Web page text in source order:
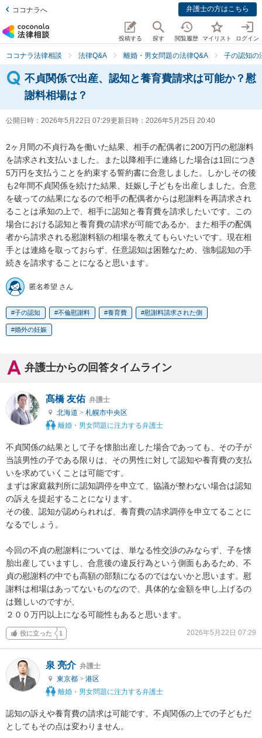
ココナラへ 弁護士の方はこちら
投稿する 探す 閲覧履歴 マイリスト ログイン
ココナラ法律相談 法律Q&A 離婚・男女問題の法律Q&A 子の認知の
不貞関係で出産、認知と養育費請求は可能か？慰
謝料相場は？
公開日時： 2026年5月22日 07:29更新日時： 2026年5月25日 20:40
2ヶ月間の不貞行為を働いた結果、相手の配偶者に200万円の慰謝料
を請求され支払いました。また以降相手に連絡した場合は1回につき
5万円を支払うことを約束する誓約書に合意しました。しかしその後
も2年間不貞関係を続けた結果、妊娠し子どもを出産しました。合意
を破っての結果になるので相手の配偶者からは慰謝料を再請求され
ることは承知の上で、相手に認知と養育費を請求したいです。この
場合における認知と養育費の請求が可能であるか、また相手の配偶
者から請求される慰謝料額の相場を教えてもらいたいです。現在相
手とは連絡を取っておらず、任意認知は困難なため、強制認知の手
続きを請求することになると思います。
匿名希望 さん
子の認知 不倫慰謝料 養育費 慰謝料請求された側
婚外の妊娠
弁護士からの回答タイムライン
髙橋 友佑 弁護士
北海道 > 札幌市中央区
離婚・男女問題に注力する弁護士
不貞関係の結果として子を懐胎出産した場合であっても、その子が
当該男性の子である限りは、その男性に対して認知や養育費の支払
いを求めていくことは可能です。
まずは家庭裁判所に認知調停を申立て、協議が整わない場合は認知
の訴えを提起することになります。
その後、認知が認められれば、養育費の請求調停を申立てることに
なるでしょう。
今回の不貞の慰謝料については、単なる性交渉のみならず、子を懐
胎出産していますし、合意後の違反行為という側面もあるため、不
貞の慰謝料の中でも高額の部類になるのではないかと思います。慰
謝料は相場はあってないものなので、具体的な金額を申し上げるの
は難しいのですが、
２００万円以上になる可能性もあると思います。
役に立った 1 2026年5月22日 07:29
泉 亮介 弁護士
東京都 > 港区
離婚・男女問題に注力する弁護士
認知の訴えや養育費の請求は可能です。不貞関係の上での子どもだ
としてもその点は変わりません。